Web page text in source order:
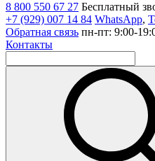
8 800 550 67 27 Бесплатный
+7 (929) 007 14 84 WhatsApp,
Обратная связь пн-пт: 9:00-
Контакты